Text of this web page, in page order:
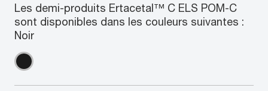
Les demi-produits Ertacetal™ C ELS POM-C
sont disponibles dans les couleurs suivantes :
Noir